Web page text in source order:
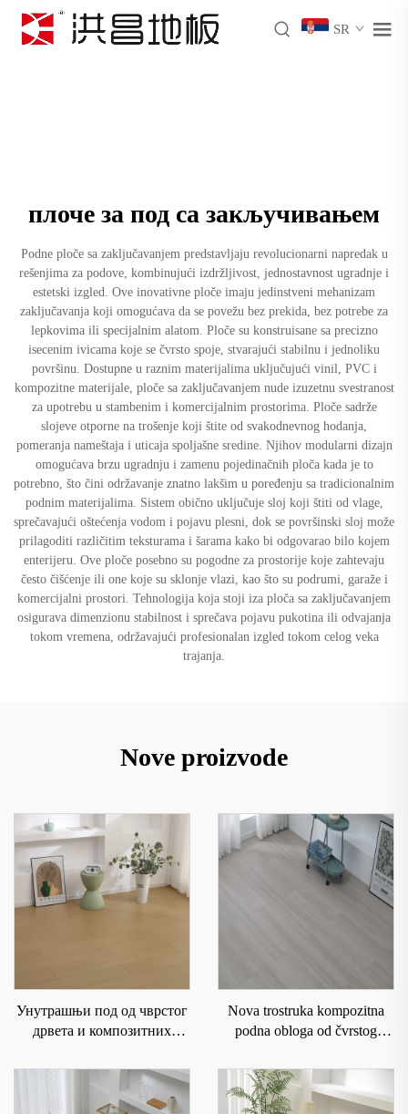
SR
плоче за под са закључивањем
Podne ploče sa zaključavanjem predstavljaju revolucionarni napredak u
rešenjima za podove, kombinujući izdržljivost, jednostavnost ugradnje i
estetski izgled. Ove inovativne ploče imaju jedinstveni mehanizam
zaključavanja koji omogućava da se povežu bez prekida, bez potrebe za
lepkovima ili specijalnim alatom. Ploče su konstruisane sa precizno
isecenim ivicama koje se čvrsto spoje, stvarajući stabilnu i jednoliku
površinu. Dostupne u raznim materijalima uključujući vinil, PVC i
kompozitne materijale, ploče sa zaključavanjem nude izuzetnu svestranost
za upotrebu u stambenim i komercijalnim prostorima. Ploče sadrže
slojeve otporne na trošenje koji štite od svakodnevnog hodanja,
pomeranja nameštaja i uticaja spoljašne sredine. Njihov modularni dizajn
omogućava brzu ugradnju i zamenu pojedinačnih ploča kada je to
potrebno, što čini održavanje znatno lakšim u poređenju sa tradicionalnim
podnim materijalima. Sistem obično uključuje sloj koji štiti od vlage,
sprečavajući oštećenja vodom i pojavu plesni, dok se površinski sloj može
prilagoditi različitim teksturama i šarama kako bi odgovarao bilo kojem
enterijeru. Ove ploče posebno su pogodne za prostorije koje zahtevaju
često čišćenje ili one koje su sklonje vlazi, kao što su podrumi, garaže i
komercijalni prostori. Tehnologija koja stoji iza ploča sa zaključavanjem
osigurava dimenzionu stabilnost i sprečava pojavu pukotina ili odvajanja
tokom vremena, održavajući profesionalan izgled tokom celog veka
trajanja.
Nove proizvode
Унутрашњи под од чврстог
дрвета и композитних
отпоран на хабање 6004
Nova trostruka kompozitna
podna obloga od čvrstog
podnim grejanjem koja je
otporna na habanje i vodu
8207